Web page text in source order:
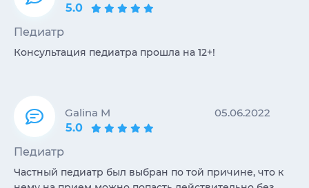
5.0
Педиатр
Консультация педиатра прошла на 12+!
Galina M
05.06.2022
5.0
Педиатр
Частный педиатр был выбран по той причине, что к